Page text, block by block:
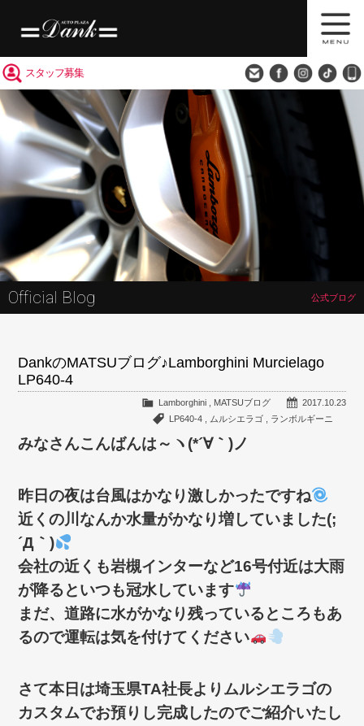
スタッフ募集
Official Blog 公式ブログ
DankのMATSUブログ♪Lamborghini Murcielago
LP640-4
2017.10.23
Lamborghini, MATSUブログ
LP640-4, ムルシエラゴ, ランボルギーニ
みなさんこんばんは～ヽ(*´∀｀)ノ
昨日の夜は台風はかなり激しかったですね
近くの川なんか水量がかなり増していました(;
´Д｀)
会社の近くも岩槻インターなど16号付近は大雨
が降るといつも冠水しています
まだ、道路に水がかなり残っているところもあ
るので運転は気を付けてください
さて本日は埼玉県TA社長よりムルシエラゴの
カスタムでお預りし完成したのでご紹介いたし